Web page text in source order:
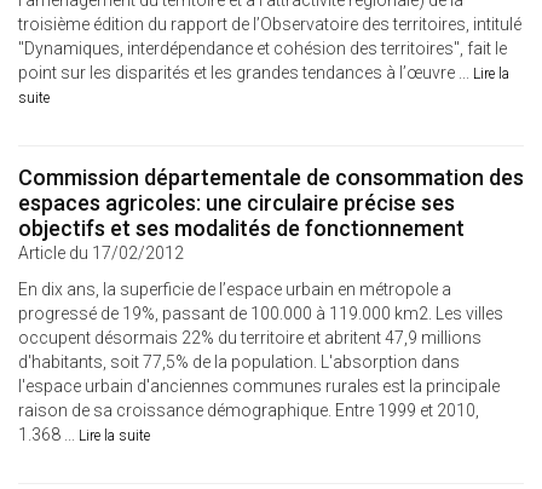
troisième édition du rapport de l’Observatoire des territoires, intitulé
"Dynamiques, interdépendance et cohésion des territoires", fait le
point sur les disparités et les grandes tendances à l’œuvre ... Lire la
suite
Commission départementale de consommation des
espaces agricoles: une circulaire précise ses
objectifs et ses modalités de fonctionnement
Article du 17/02/2012
En dix ans, la superficie de l’espace urbain en métropole a
progressé de 19%, passant de 100.000 à 119.000 km2. Les villes
occupent désormais 22% du territoire et abritent 47,9 millions
d'habitants, soit 77,5% de la population. L'absorption dans
l'espace urbain d'anciennes communes rurales est la principale
raison de sa croissance démographique. Entre 1999 et 2010,
1.368 ... Lire la suite